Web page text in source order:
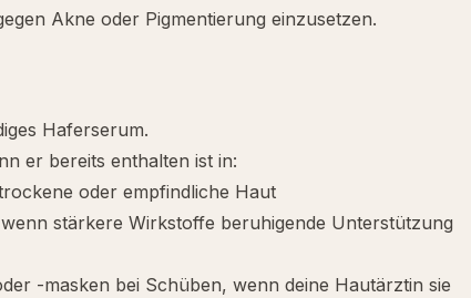
Akne oder Pigmentierung einzusetzen.
Haferserum.
er bereits enthalten ist in:
oder empfindliche Haut
stärkere Wirkstoffe beruhigende Unterstützung
-masken bei Schüben, wenn deine Hautärztin sie